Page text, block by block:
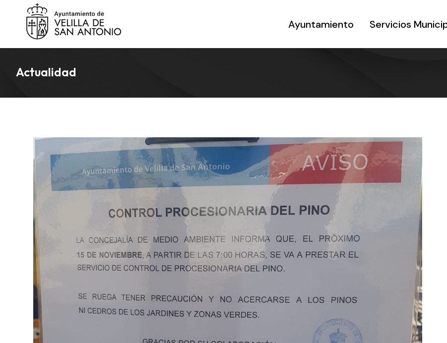
Ayuntamiento Servicios
Actualidad